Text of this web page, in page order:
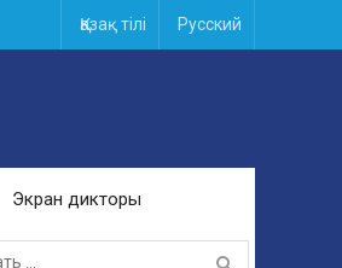
Қазақ тілі Русский
Экран дикторы